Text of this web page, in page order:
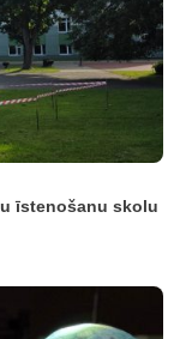
īstenošanu skolu